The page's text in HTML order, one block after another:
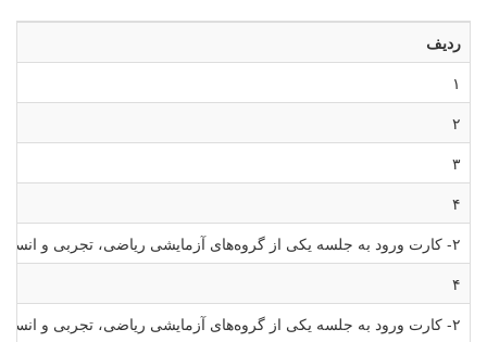
ردیف
۱
۲
۳
۴
۲- کارت ورود به جلسه یکی از گروه‌های آزمایشی ریاضی، تجربی و انسانی (در صورتی که قبلاً در آنها ثبت نام کرده‌اند)
۴
۲- کارت ورود به جلسه یکی از گروه‌های آزمایشی ریاضی، تجربی و انسانی (در صورتی که قبلاً در آنها ثبت نام کرده‌اند)